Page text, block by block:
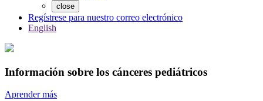
close
Regístrese para nuestro correo electrónico
English
Información sobre los cánceres pediátricos
Aprender más